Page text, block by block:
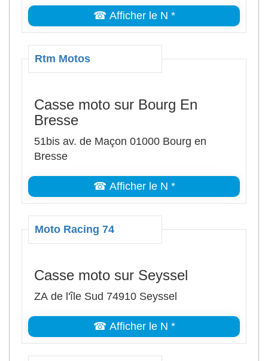
☎ Afficher le N *
Rtm Motos
Casse moto sur Bourg En
Bresse
51bis av. de Maçon 01000 Bourg en
Bresse
☎ Afficher le N *
Moto Racing 74
Casse moto sur Seyssel
ZA de l'île Sud 74910 Seyssel
☎ Afficher le N *